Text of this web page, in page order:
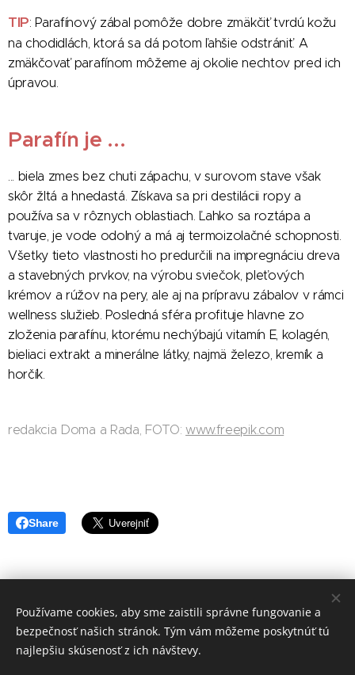
TIP: Parafínový zábal pomôže dobre zmäkčiť tvrdú kožu
na chodidlách, ktorá sa dá potom ľahšie odstrániť. A
zmäkčovať parafínom môžeme aj okolie nechtov pred ich
úpravou.
Parafín je ...
... biela zmes bez chuti zápachu, v surovom stave však
skôr žltá a hnedastá. Získava sa pri destilácii ropy a
používa sa v rôznych oblastiach. Ľahko sa roztápa a
tvaruje, je vode odolný a má aj termoizolačné schopnosti.
Všetky tieto vlastnosti ho predurčili na impregnáciu dreva
a stavebných prvkov, na výrobu sviečok, pleťových
krémov a rúžov na pery, ale aj na prípravu zábalov v rámci
wellness služieb. Posledná sféra profituje hlavne zo
zloženia parafínu, ktorému nechýbajú vitamín E, kolagén,
bieliaci extrakt a minerálne látky, najmä železo, kremík a
horčík.
redakcia Doma a Rada, FOTO:www.freepik.com
Share
redakcia Doma a Rada
Vytvořeno službouWebnode
Používame cookies, aby sme zaistili správne fungovanie a
bezpečnosť našich stránok. Tým vám môžeme poskytnúť tú
najlepšiu skúsenosť z ich návštevy.